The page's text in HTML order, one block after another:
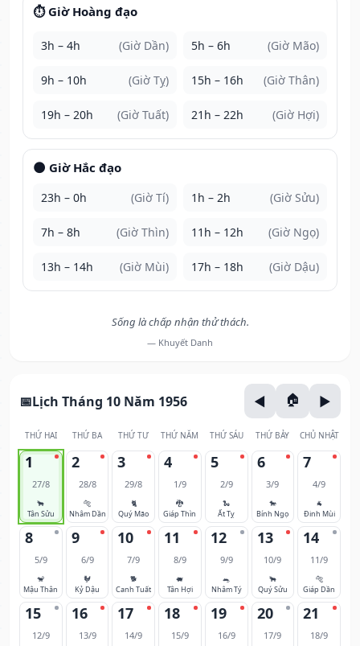
⏱️ Giờ Hoàng đạo
3h – 4h (Giờ Dần) 5h – 6h (Giờ Mão)
9h – 10h (Giờ Tỵ) 15h – 16h (Giờ Thân)
19h – 20h (Giờ Tuất) 21h – 22h (Giờ Hợi)
🌑 Giờ Hắc đạo
23h – 0h (Giờ Tí) 1h – 2h (Giờ Sửu)
7h – 8h (Giờ Thìn) 11h – 12h (Giờ Ngọ)
13h – 14h (Giờ Mùi) 17h – 18h (Giờ Dậu)
Sống là chấp nhận thử thách.
— Khuyết Danh
Lịch Tháng 10 Năm 1956
THỨ HAI THỨ BA THỨ TƯ THỨ NĂM THỨ SÁU THỨ BẢY CHỦ NHẬT
1
27/8
🐂
Tân Sửu
2
28/8
🐅
Nhâm Dần
3
29/8
🐈
Quý Mão
4
1/9
🐉
Giáp Thìn
5
2/9
🐍
Ất Tỵ
6
3/9
🐎
Bính Ngọ
7
4/9
🐐
Đinh Mùi
8
5/9
🐒
Mậu Thân
9
6/9
🐓
Kỷ Dậu
10
7/9
🐕
Canh Tuất
11
8/9
🐖
Tân Hợi
12
9/9
🐀
Nhâm Tý
13
10/9
🐂
Quý Sửu
14
11/9
🐅
Giáp Dần
15
12/9
16
13/9
17
14/9
18
15/9
19
16/9
20
17/9
21
18/9